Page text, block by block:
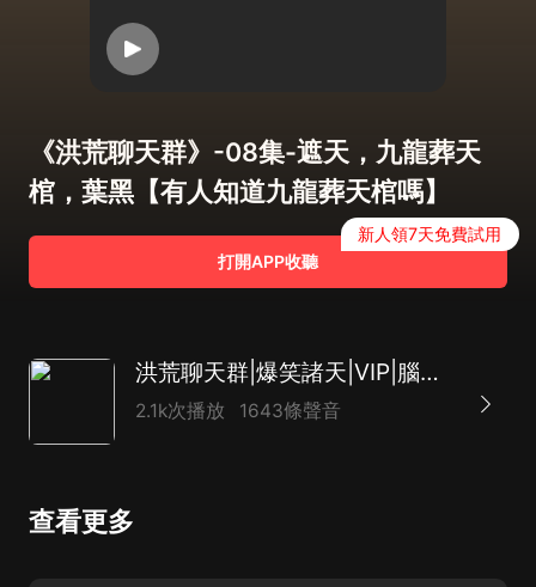
《洪荒聊天群》-08集-遮天，九龍葬天
棺，葉黑【有人知道九龍葬天棺嗎】
打開APP收聽
新人領7天免費試用
洪荒聊天群|爆笑諸天|VIP|腦洞修仙
2.1k次播放 1643條聲音
查看更多